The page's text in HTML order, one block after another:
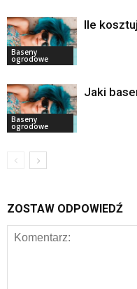
Baseny
ogrodowe
Ile
Baseny
ogrodowe
Jaki
ZOSTAW ODPOWIEDŹ